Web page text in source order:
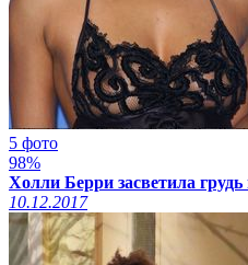
5 фото
98%
Холли Берри засветила
10.12.2017